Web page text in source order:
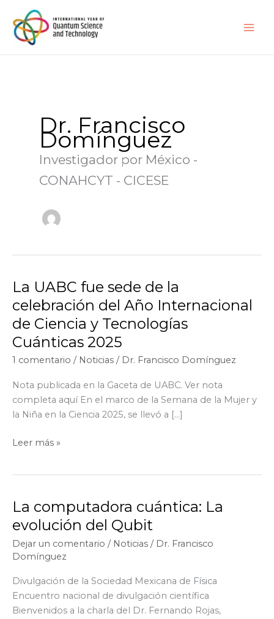
contenido
Dr. Francisco
Domínguez
Investigador por México -
CONAHCYT - CICESE
La UABC fue sede de la
celebración del Año Internacional
de Ciencia y Tecnologías
Cuánticas 2025
1 comentario / Noticias / Dr. Francisco Domínguez
Nota publicada en la Gaceta de UABC. Ver nota
completa aquí En el marco de la Semana de la Mujer y
la Niña en la Ciencia 2025, se llevó a […]
La
de
la
celebración
del
Año
Leer más »
La computadora cuántica: La
evolución del Qubit
Dejar un comentario / Noticias / Dr. Francisco
Domínguez
Divulgación de la Sociedad Mexicana de Física
Encuentro nacional de divulgación científica
Bienvenidos a la charla del Dr. Fernando Rojas,